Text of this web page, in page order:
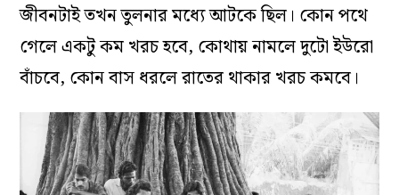
জীবনটাই তখন তুলনার মধ্যে আটকে ছিল। কোন পথে
গেলে একটু কম খরচ হবে, কোথায় নামলে দুটো ইউরো
বাঁচবে, কোন বাস ধরলে রাতের থাকার খরচ কমবে।